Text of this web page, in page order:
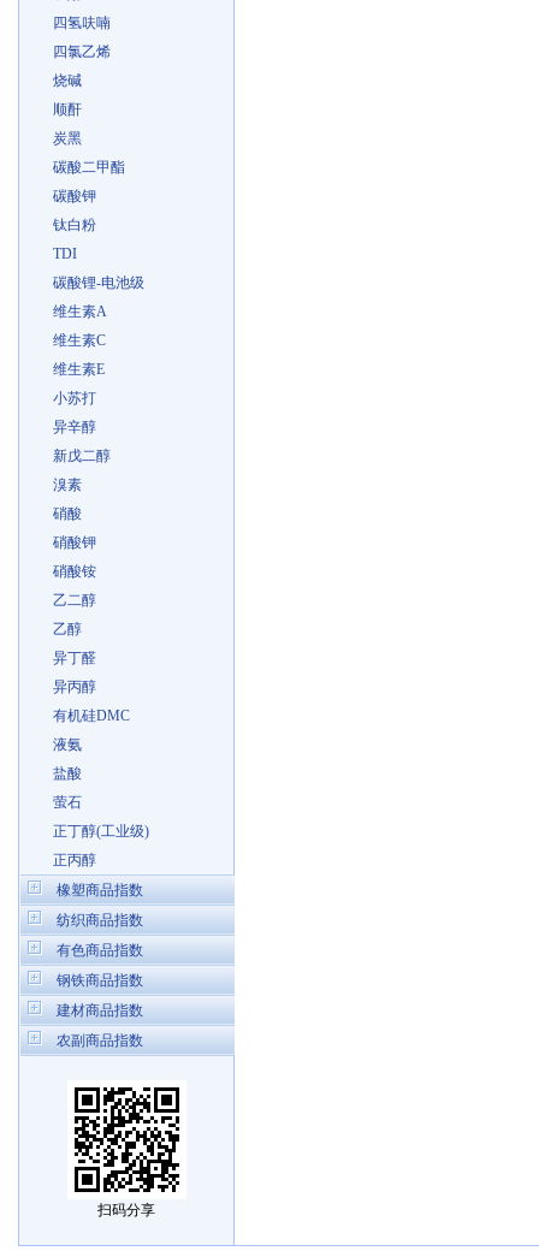
四氢呋喃
四氯乙烯
烧碱
顺酐
炭黑
碳酸二甲酯
碳酸钾
钛白粉
TDI
碳酸锂-电池级
维生素A
维生素C
维生素E
小苏打
异辛醇
新戊二醇
溴素
硝酸
硝酸钾
硝酸铵
乙二醇
乙醇
异丁醛
异丙醇
有机硅DMC
液氨
盐酸
萤石
正丁醇(工业级)
正丙醇
橡塑商品指数
纺织商品指数
有色商品指数
钢铁商品指数
建材商品指数
农副商品指数
扫码分享